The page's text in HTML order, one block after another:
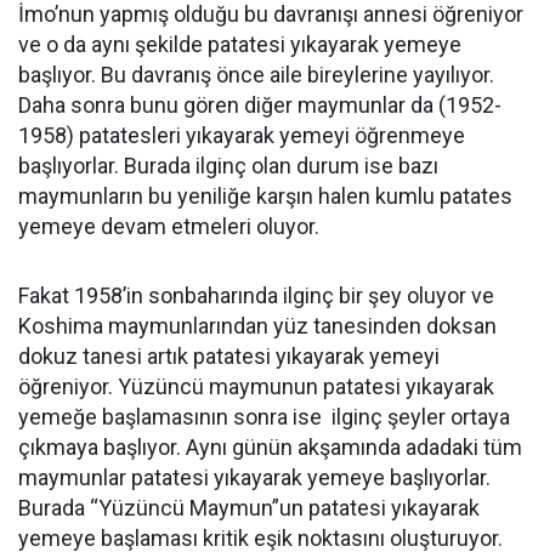
İmo’nun yapmış olduğu bu davranışı annesi öğreniyor
ve o da aynı şekilde patatesi yıkayarak yemeye
başlıyor. Bu davranış önce aile bireylerine yayılıyor.
Daha sonra bunu gören diğer maymunlar da (1952-
1958) patatesleri yıkayarak yemeyi öğrenmeye
başlıyorlar. Burada ilginç olan durum ise bazı
maymunların bu yeniliğe karşın halen kumlu patates
yemeye devam etmeleri oluyor.
Fakat 1958’in sonbaharında ilginç bir şey oluyor ve
Koshima maymunlarından yüz tanesinden doksan
dokuz tanesi artık patatesi yıkayarak yemeyi
öğreniyor. Yüzüncü maymunun patatesi yıkayarak
yemeğe başlamasının sonra ise ilginç şeyler ortaya
çıkmaya başlıyor. Aynı günün akşamında adadaki tüm
maymunlar patatesi yıkayarak yemeye başlıyorlar.
Burada “Yüzüncü Maymun”un patatesi yıkayarak
yemeye başlaması kritik eşik noktasını oluşturuyor.